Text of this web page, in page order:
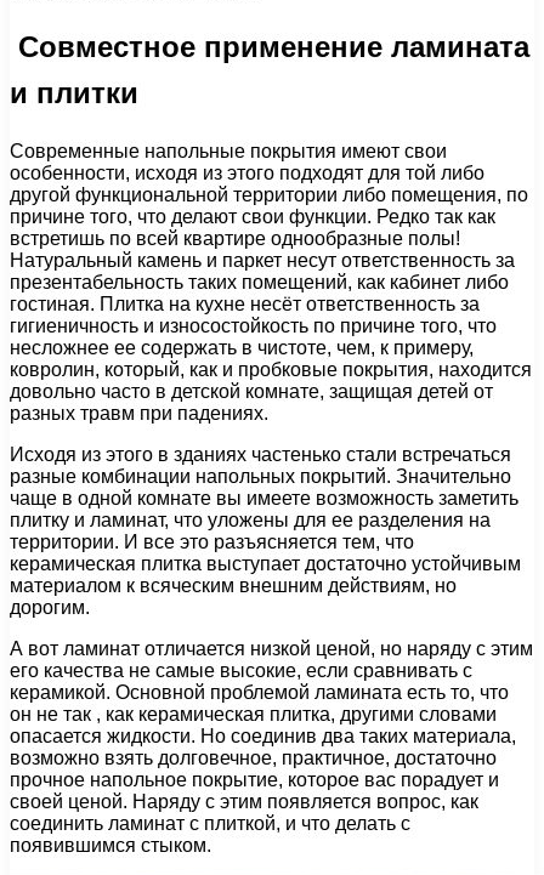
Совместное применение ламината
и плитки
Современные напольные покрытия имеют свои
особенности, исходя из этого подходят для той либо
другой функциональной территории либо помещения, по
причине того, что делают свои функции. Редко так как
встретишь по всей квартире однообразные полы!
Натуральный камень и паркет несут ответственность за
презентабельность таких помещений, как кабинет либо
гостиная. Плитка на кухне несёт ответственность за
гигиеничность и износостойкость по причине того, что
несложнее ее содержать в чистоте, чем, к примеру,
ковролин, который, как и пробковые покрытия, находится
довольно часто в детской комнате, защищая детей от
разных травм при падениях.
Исходя из этого в зданиях частенько стали встречаться
разные комбинации напольных покрытий. Значительно
чаще в одной комнате вы имеете возможность заметить
плитку и ламинат, что уложены для ее разделения на
территории. И все это разъясняется тем, что
керамическая плитка выступает достаточно устойчивым
материалом к всяческим внешним действиям, но
дорогим.
А вот ламинат отличается низкой ценой, но наряду с этим
его качества не самые высокие, если сравнивать с
керамикой. Основной проблемой ламината есть то, что
он не так , как керамическая плитка, другими словами
опасается жидкости. Но соединив два таких материала,
возможно взять долговечное, практичное, достаточно
прочное напольное покрытие, которое вас порадует и
своей ценой. Наряду с этим появляется вопрос, как
соединить ламинат с плиткой, и что делать с
появившимся стыком.